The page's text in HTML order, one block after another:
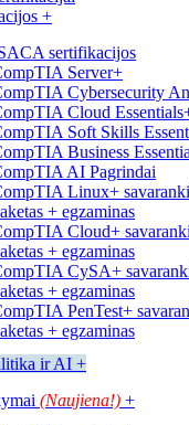
+
sertifikacijos
Server+
Cybersecurity
Cloud
Soft Skills
Business
AI Pagrindai
Linux+
+ egzaminas
Cloud+
+ egzaminas
CySA+
+ egzaminas
PenTest+
+ egzaminas
ir AI +
(Naujiena!) +